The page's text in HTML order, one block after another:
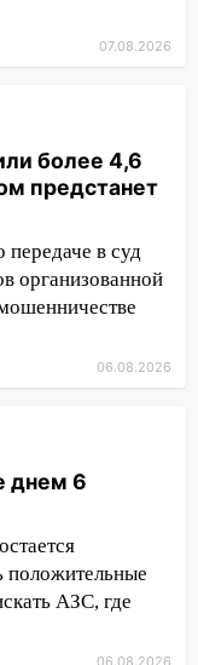
отменить
два
памятную
Рылееву
ночью
воду
8 лет
над
07.08.2026
более 4,6
предстанет
передаче в суд
организованной
06.08.2026
днем 6
положительные
АЗС, где